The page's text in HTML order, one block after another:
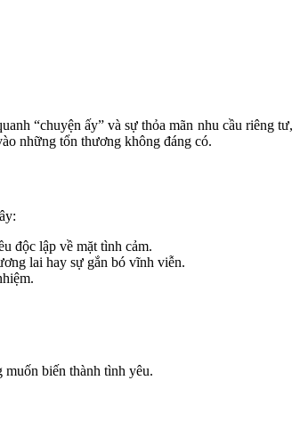
“chuyện ấy” và sự thỏa mãn nhu cầu riêng tư,
những tổn thương không đáng có.
độc lập về mặt tình cảm.
lai hay sự gắn bó vĩnh viễn.
muốn biến thành tình yêu.